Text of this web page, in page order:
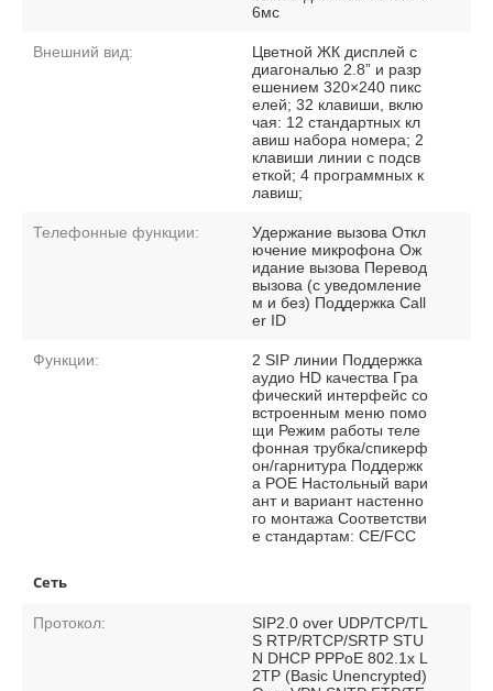
6мс
Внешний вид:
Цветной ЖК дисплей с
диагональю 2.8” и разр
ешением 320×240 пикс
елей; 32 клавиши, вклю
чая: 12 стандартных кл
авиш набора номера; 2
клавиши линии с подсв
еткой; 4 программных к
лавиш;
Телефонные функции:
Удержание вызова Откл
ючение микрофона Ож
идание вызова Перевод
вызова (с уведомление
м и без) Поддержка Call
er ID
Функции:
2 SIP линии Поддержка
аудио HD качества Гра
фический интерфейс со
встроенным меню помо
щи Режим работы теле
фонная трубка/спикерф
он/гарнитура Поддержк
а POE Настольный вари
ант и вариант настенно
го монтажа Соответстви
е стандартам: CE/FCC
Сеть
Протокол:
SIP2.0 over UDP/TCP/TL
S RTP/RTCP/SRTP STU
N DHCP PPPoE 802.1x L
2TP (Basic Unencrypted)